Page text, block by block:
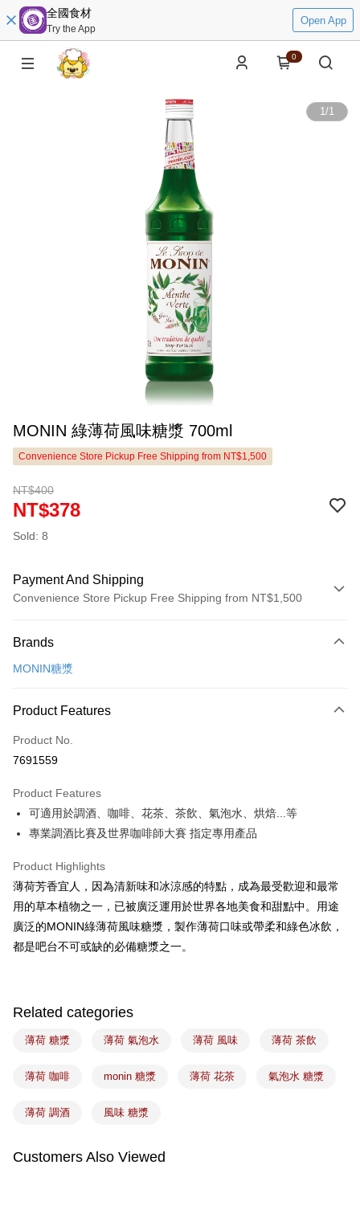
全國食材
Try the App
Open App
0
1/1
MONIN 綠薄荷風味糖漿 700ml
Convenience Store Pickup Free Shipping from NT$1,500
NT$400
NT$378
Sold: 8
Payment And Shipping
Convenience Store Pickup Free Shipping from NT$1,500
Credit Card (Full Payment)
LINE Pay
Apple Pay
Easy Wallet
Google Pay
Plus Pay
ATM Transfer
Shipping Method
7-11取貨(5kg以內，尺寸不超過90cm)
NT$100/order | Free shipping on orders of NT$1,500 or more
常溫宅配-(限重20kg以下)
Free shipping
Brands
MONIN糖漿
Product Features
Product No.
7691559
Product Features
可適用於調酒、咖啡、花茶、茶飲、氣泡水、烘焙...等
專業調酒比賽及世界咖啡師大賽 指定專用產品
Product Highlights
薄荷芳香宜人，因為清新味和冰涼感的特點，成為最受歡迎和最常
用的草本植物之一，已被廣泛運用於世界各地美食和甜點中。用途
廣泛的MONIN綠薄荷風味糖漿，製作薄荷口味或帶柔和綠色冰飲，
都是吧台不可或缺的必備糖漿之一。
Related categories
薄荷 糖漿 薄荷 氣泡水 薄荷 風味 薄荷 茶飲
薄荷 咖啡 monin 糖漿 薄荷 花茶 氣泡水 糖漿
薄荷 調酒 風味 糖漿
Customers Also Viewed